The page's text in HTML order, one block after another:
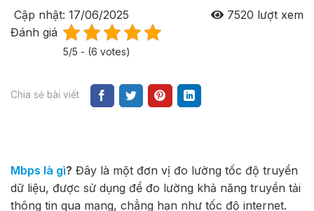
Cập nhật: 17/06/2025 7520 lượt xem
Đánh giá
5/5 - (6 votes)
Chia sẻ bài viết
Mbps là gì? Đây là một đơn vị đo lường tốc độ truyền
dữ liệu, được sử dụng để đo lường khả năng truyền tải
thông tin qua mạng, chẳng hạn như tốc độ internet.